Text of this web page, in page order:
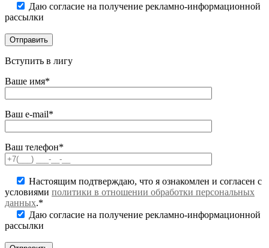
Даю согласие на получение рекламно-информационной
рассылки
Вступить в лигу
Ваше имя*
Ваш e-mail*
Ваш телефон*
Настоящим подтверждаю, что я ознакомлен и согласен с
условиями политики в отношении обработки персональных
данных.*
Даю согласие на получение рекламно-информационной
рассылки